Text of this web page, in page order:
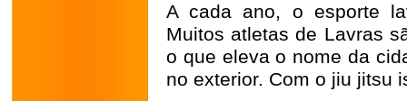
A cada ano, o esporte
Muitos atletas de Lavras
o que eleva o nome da
no exterior. Com o jiu jitsu